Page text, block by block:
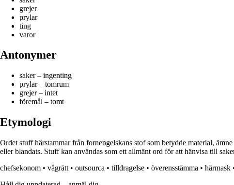
grejer
prylar
ting
varor
Antonymer
saker – ingenting
prylar – tomrum
grejer – intet
föremål – tomt
Etymologi
Ordet stuff härstammar från fornengelskans stof som betydde material,
eller blandats. Stuff kan användas som ett allmänt ord för att hänvisa till
chefsekonom • vågrätt • outsourca • tilldragelse • överensstämma • härmask